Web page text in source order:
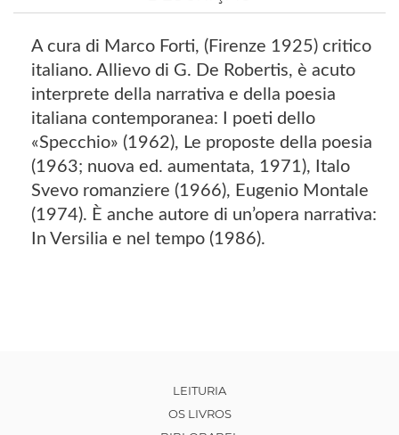
A cura di Marco Forti, (Firenze 1925) critico
italiano. Allievo di G. De Robertis, è acuto
interprete della narrativa e della poesia
italiana contemporanea: I poeti dello
«Specchio» (1962), Le proposte della poesia
(1963; nuova ed. aumentata, 1971), Italo
Svevo romanziere (1966), Eugenio Montale
(1974). È anche autore di un’opera narrativa:
In Versilia e nel tempo (1986).
LEITURIA
OS LIVROS